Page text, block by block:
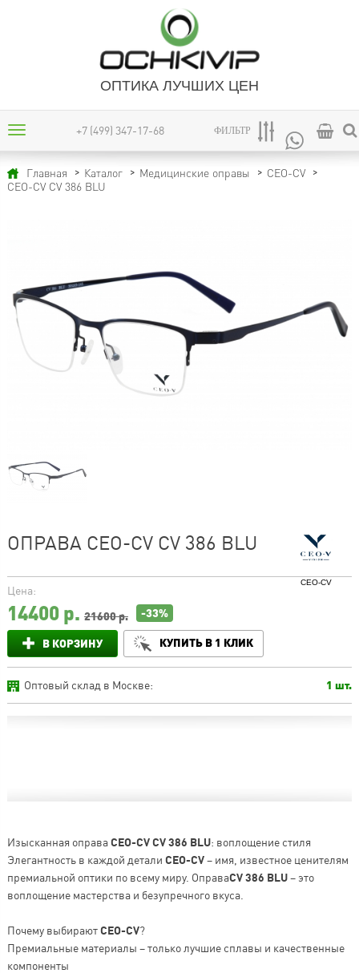
ОПТИКА ЛУЧШИХ ЦЕН
+7 (499) 347-17-68 ФИЛЬТР
Главная Каталог Медицинские оправы
CEO-CV
CEO-CV CV 386 BLU
CEO-CV
ОПРАВА CEO-CV CV 386 BLU
Цена:
14400р. 21600 р. -33%
В КОРЗИНУ КУПИТЬ В 1 КЛИК
Оптовый склад в Москве: 1 шт.
Изысканная оправаCEO-CV CV 386 BLU: воплощение стиля
Элегантность в каждой детали CEO-CV– имя, известное ценителям
премиальной оптики по всему миру. ОправаCV 386 BLU– это
воплощение мастерства и безупречного вкуса.
Почему выбираютCEO-CV?
Премиальные материалы – только лучшие сплавы и качественные
компоненты